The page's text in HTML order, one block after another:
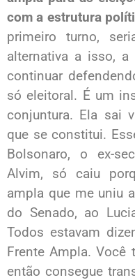
com a estrutura
primeiro turno,
alternativa a isso,
continuar
só eleitoral. É um
conjuntura. Ela sai
que se constitui.
Bolsonaro, o ex-
Alvim, só caiu
ampla que me uniu
do Senado, ao
Todos estavam
Frente Ampla. Você
então consegue